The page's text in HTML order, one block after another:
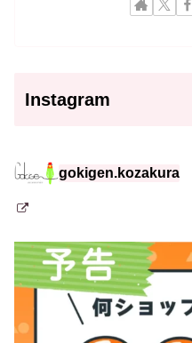
Instagram
gokigen.kozakura